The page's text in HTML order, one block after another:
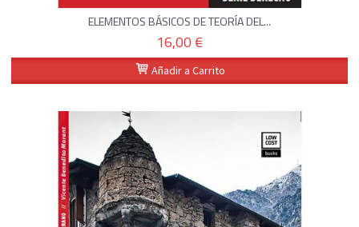
ELEMENTOS BÁSICOS DE TEORÍA DEL...
16,00 €
Añadir a Carrito